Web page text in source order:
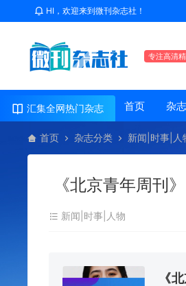
HI，欢迎来到微刊杂志社！
专注高清
汇集全网热门杂志 首页 杂
首页 杂志分类 新闻|时事|人
《北京青年周刊
新闻|时事|人物
《